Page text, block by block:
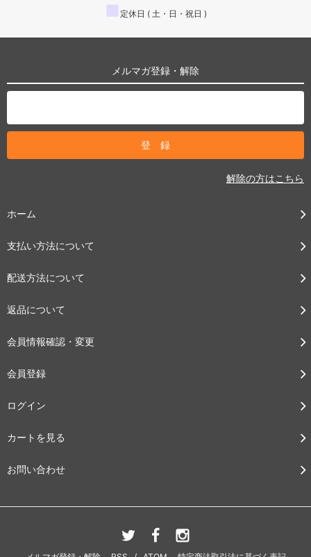
■ 定休日 ( 土・日・祝日 )
メルマガ登録・解除
解除の方はこちら
ホーム
支払い方法について
配送方法について
返品について
会員情報確認・変更
会員登録
ログイン
カートを見る
お問い合わせ